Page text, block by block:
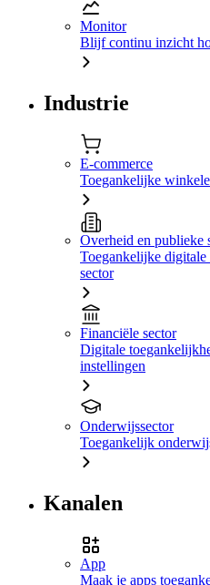
Monitor
Blijf continu inzicht
Industrie
E-commerce
Toegankelijke
Overheid en publieke
Toegankelijke
sector
Financiële sector
Digitale
instellingen
Onderwijssector
Toegankelijk
Kanalen
App
Maak je apps